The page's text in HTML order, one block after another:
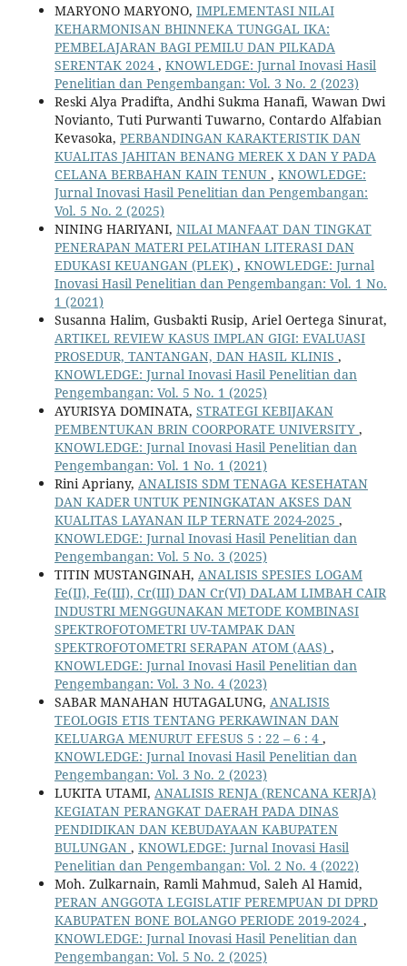
MARYONO MARYONO, IMPLEMENTASI NILAI
KEHARMONISAN BHINNEKA TUNGGAL IKA:
PEMBELAJARAN BAGI PEMILU DAN PILKADA
SERENTAK 2024 , KNOWLEDGE: Jurnal Inovasi Hasil
Penelitian dan Pengembangan: Vol. 3 No. 2 (2023)
Reski Alya Pradifta, Andhi Sukma Hanafi, Wawan Dwi
Novianto, Tuti Purwanti Tuwarno, Contardo Alfabian
Kevasoka, PERBANDINGAN KARAKTERISTIK DAN
KUALITAS JAHITAN BENANG MEREK X DAN Y PADA
CELANA BERBAHAN KAIN TENUN , KNOWLEDGE:
Jurnal Inovasi Hasil Penelitian dan Pengembangan:
Vol. 5 No. 2 (2025)
NINING HARIYANI, NILAI MANFAAT DAN TINGKAT
PENERAPAN MATERI PELATIHAN LITERASI DAN
EDUKASI KEUANGAN (PLEK) , KNOWLEDGE: Jurnal
Inovasi Hasil Penelitian dan Pengembangan: Vol. 1 No.
1 (2021)
Susanna Halim, Gusbakti Rusip, Ariel Oertega Sinurat,
ARTIKEL REVIEW KASUS IMPLAN GIGI: EVALUASI
PROSEDUR, TANTANGAN, DAN HASIL KLINIS ,
KNOWLEDGE: Jurnal Inovasi Hasil Penelitian dan
Pengembangan: Vol. 5 No. 1 (2025)
AYURISYA DOMINATA, STRATEGI KEBIJAKAN
PEMBENTUKAN BRIN COORPORATE UNIVERSITY ,
KNOWLEDGE: Jurnal Inovasi Hasil Penelitian dan
Pengembangan: Vol. 1 No. 1 (2021)
Rini Apriany, ANALISIS SDM TENAGA KESEHATAN
DAN KADER UNTUK PENINGKATAN AKSES DAN
KUALITAS LAYANAN ILP TERNATE 2024-2025 ,
KNOWLEDGE: Jurnal Inovasi Hasil Penelitian dan
Pengembangan: Vol. 5 No. 3 (2025)
TITIN MUSTANGINAH, ANALISIS SPESIES LOGAM
Fe(II), Fe(III), Cr(III) DAN Cr(VI) DALAM LIMBAH CAIR
INDUSTRI MENGGUNAKAN METODE KOMBINASI
SPEKTROFOTOMETRI UV-TAMPAK DAN
SPEKTROFOTOMETRI SERAPAN ATOM (AAS) ,
KNOWLEDGE: Jurnal Inovasi Hasil Penelitian dan
Pengembangan: Vol. 3 No. 4 (2023)
SABAR MANAHAN HUTAGALUNG, ANALISIS
TEOLOGIS ETIS TENTANG PERKAWINAN DAN
KELUARGA MENURUT EFESUS 5 : 22 – 6 : 4 ,
KNOWLEDGE: Jurnal Inovasi Hasil Penelitian dan
Pengembangan: Vol. 3 No. 2 (2023)
LUKITA UTAMI, ANALISIS RENJA (RENCANA KERJA)
KEGIATAN PERANGKAT DAERAH PADA DINAS
PENDIDIKAN DAN KEBUDAYAAN KABUPATEN
BULUNGAN , KNOWLEDGE: Jurnal Inovasi Hasil
Penelitian dan Pengembangan: Vol. 2 No. 4 (2022)
Moh. Zulkarnain, Ramli Mahmud, Saleh Al Hamid,
PERAN ANGGOTA LEGISLATIF PEREMPUAN DI DPRD
KABUPATEN BONE BOLANGO PERIODE 2019-2024 ,
KNOWLEDGE: Jurnal Inovasi Hasil Penelitian dan
Pengembangan: Vol. 5 No. 2 (2025)